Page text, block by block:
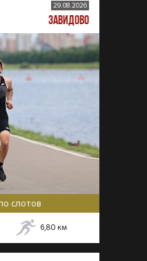
29.08.2026
ЗАВИДОВО
слотов
6,80 км